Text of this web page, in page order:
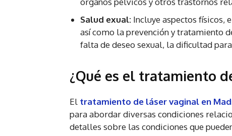
Salud exual: Incluye aspectos físicos,
así como la prevención y tratamiento
falta de deseo sexual, la dificultad
¿Qué es el tratamiento
El tratamiento de láser vaginal en
para abordar diversas condiciones
detalles sobre las condiciones que